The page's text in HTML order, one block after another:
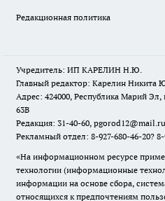
Редакционная политика
Учредитель: ИП КАРЕЛИН Н.Ю.
Главный редактор: Карелин Никита
Адрес: 424000, Республика Марий
63В
Редакция: 31-40-60, pgorod12@mail.ru
Рекламный отдел: 8-927-680-46-20?
«На информационном ресурсе
технологии (информационные
информации на основе сбора,
относящихся к предпочтениям